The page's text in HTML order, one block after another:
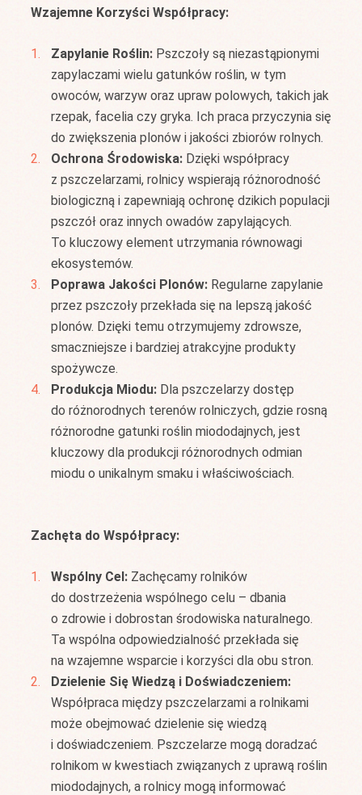
Wzajemne Korzyści Współpracy:
Zapylanie Roślin:Pszczoły są niezastąpionymi
zapylaczami wielu gatunków roślin, w tym
owoców, warzyw oraz upraw polowych, takich jak
rzepak, facelia czy gryka. Ich praca przyczynia się
do zwiększenia plonów i jakości zbiorów rolnych.
Ochrona Środowiska:Dzięki współpracy
z pszczelarzami, rolnicy wspierają różnorodność
biologiczną i zapewniają ochronę dzikich populacji
pszczół oraz innych owadów zapylających.
To kluczowy element utrzymania równowagi
ekosystemów.
Poprawa Jakości Plonów:Regularne zapylanie
przez pszczoły przekłada się na lepszą jakość
plonów. Dzięki temu otrzymujemy zdrowsze,
smaczniejsze i bardziej atrakcyjne produkty
spożywcze.
Produkcja Miodu:Dla pszczelarzy dostęp
do różnorodnych terenów rolniczych, gdzie rosną
różnorodne gatunki roślin miododajnych, jest
kluczowy dla produkcji różnorodnych odmian
miodu o unikalnym smaku i właściwościach.
Zachęta do Współpracy:
Wspólny Cel:Zachęcamy rolników
do dostrzeżenia wspólnego celu – dbania
o zdrowie i dobrostan środowiska naturalnego.
Ta wspólna odpowiedzialność przekłada się
na wzajemne wsparcie i korzyści dla obu stron.
Dzielenie Się Wiedzą i Doświadczeniem:
Współpraca między pszczelarzami a rolnikami
może obejmować dzielenie się wiedzą
i doświadczeniem. Pszczelarze mogą doradzać
rolnikom w kwestiach związanych z uprawą roślin
miododajnych, a rolnicy mogą informować